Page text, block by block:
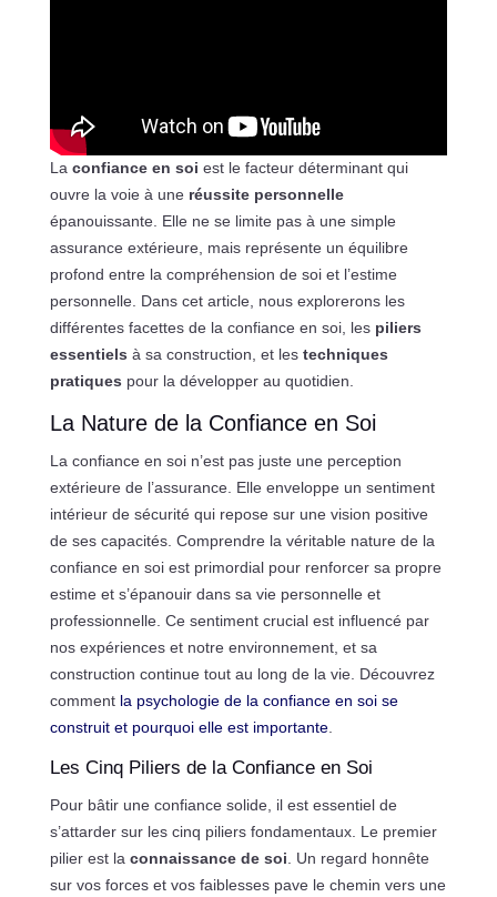
La confiance en soi est le facteur déterminant qui
ouvre la voie à une réussite personnelle
épanouissante. Elle ne se limite pas à une simple
assurance extérieure, mais représente un équilibre
profond entre la compréhension de soi et l’estime
personnelle. Dans cet article, nous explorerons les
différentes facettes de la confiance en soi, les piliers
essentiels à sa construction, et les techniques
pratiques pour la développer au quotidien.
La Nature de la Confiance en Soi
La confiance en soi n’est pas juste une perception
extérieure de l’assurance. Elle enveloppe un sentiment
intérieur de sécurité qui repose sur une vision positive
de ses capacités. Comprendre la véritable nature de la
confiance en soi est primordial pour renforcer sa propre
estime et s’épanouir dans sa vie personnelle et
professionnelle. Ce sentiment crucial est influencé par
nos expériences et notre environnement, et sa
construction continue tout au long de la vie. Découvrez
comment la psychologie de la confiance en soi se
construit et pourquoi elle est importante.
Les Cinq Piliers de la Confiance en Soi
Pour bâtir une confiance solide, il est essentiel de
s’attarder sur les cinq piliers fondamentaux. Le premier
pilier est la connaissance de soi. Un regard honnête
sur vos forces et vos faiblesses pave le chemin vers une